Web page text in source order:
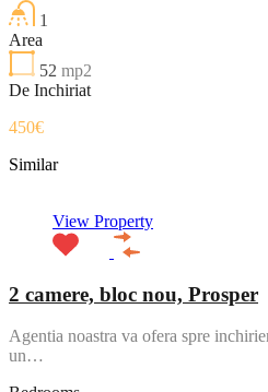
1
Area
52 mp2
De Inchiriat
450€
Similar
View Property
2 camere, bloc nou, Prosper
Agentia noastra va ofera spre
un…